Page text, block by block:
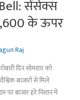
सेंसेक्स
के ऊपर
Raj
दिन सोमवार को
बाजारों से मिले
पर बाजार हरे निशान में